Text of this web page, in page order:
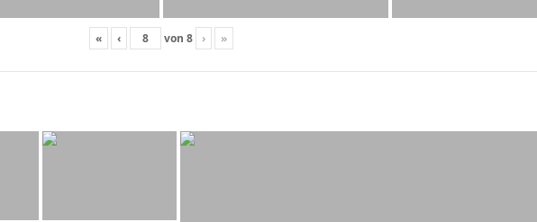
« ‹ von 8 › »